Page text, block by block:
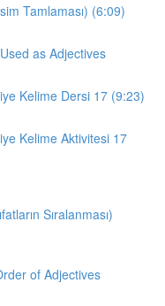
Tamlaması) (6:09)
as Adjectives
Kelime Dersi 17 (9:23)
Kelime Aktivitesi 17
Sıralanması)
of Adjectives